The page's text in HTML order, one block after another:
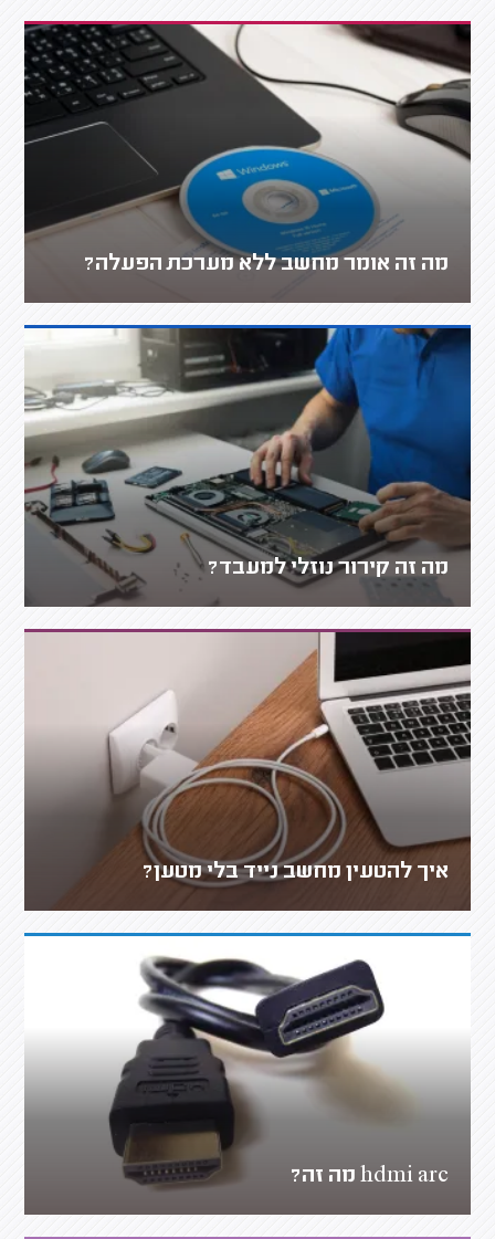
מה זה אומר מחשב ללא מערכת הפעלה?
מה זה קירור נוזלי למעבד?
איך להטעין מחשב נייד בלי מטען?
hdmi arc מה זה?